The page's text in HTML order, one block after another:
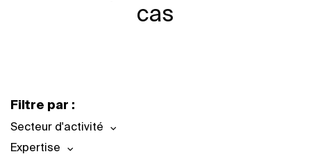
cas
Filtre par :
Secteur d'activité
Expertise